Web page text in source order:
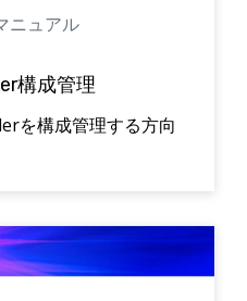
ニュアル
構成管理
を構成管理する方向